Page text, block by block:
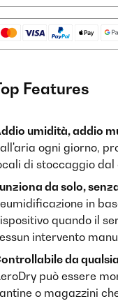
Features
umidità, addio
ogni giorno,
di stoccaggio
da solo,
in
quando il
intervento
da
può essere
o magazzini